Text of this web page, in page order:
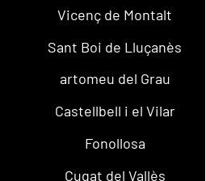
Vicenç de Montalt
Sant Boi de Lluçanès
artomeu del Grau
Castellbell i el Vilar
Fonollosa
Cugat del Vallès